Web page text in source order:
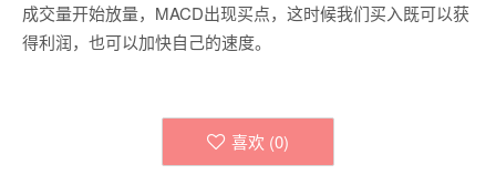
成交量开始放量，MACD出现买点，这时候我们买入既可以获
得利润，也可以加快自己的速度。
喜欢 (0)